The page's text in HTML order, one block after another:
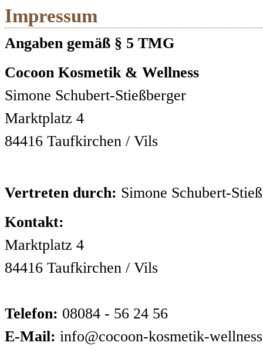
Impressum
Angaben gemäß § 5 TMG
Cocoon Kosmetik & Wellness
Simone Schubert-Stießberger
Marktplatz 4
84416 Taufkirchen / Vils
Vertreten durch: Simone Schubert-
Kontakt:
Marktplatz 4
84416 Taufkirchen / Vils
Telefon: 08084 - 56 24 56
E-Mail: info@cocoon-kosmetik-